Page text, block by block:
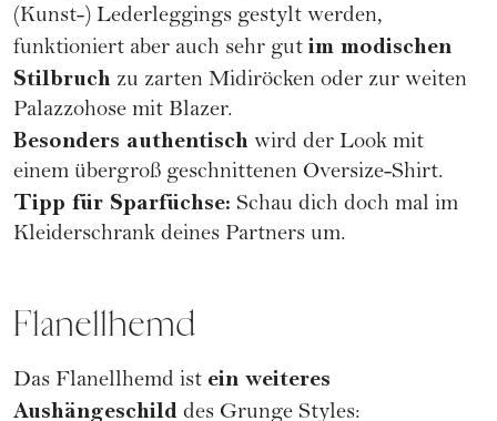
(Kunst-) Lederleggings gestylt werden,
funktioniert aber auch sehr gut im modischen
Stilbruch zu zarten Midiröcken oder zur weiten
Palazzohose mit Blazer.
Besonders authentisch wird der Look mit
einem übergroß geschnittenen Oversize-Shirt.
Tipp für Sparfüchse: Schau dich doch mal im
Kleiderschrank deines Partners um.
Flanellhemd
Das Flanellhemd ist ein weiteres
Aushängeschild des Grunge Styles: